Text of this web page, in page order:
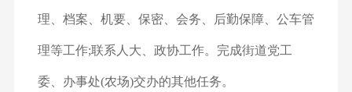
理、档案、机要、保密、会务、后勤保障、公车管
理等工作;联系人大、政协工作。完成街道党工
委、办事处(农场)交办的其他任务。